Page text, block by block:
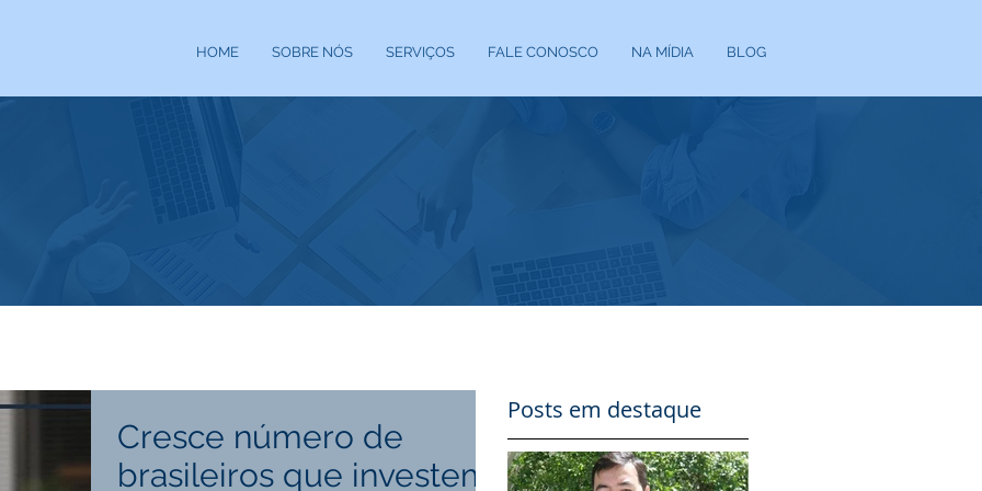
HOME SOBRE NÓS SERVIÇOS FALE CONOSCO NA MÍDIA BLOG
Cresce número de
brasileiros que investem
Posts em destaque